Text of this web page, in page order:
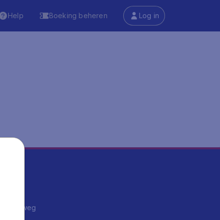
Help Boeking beheren Log in
weg